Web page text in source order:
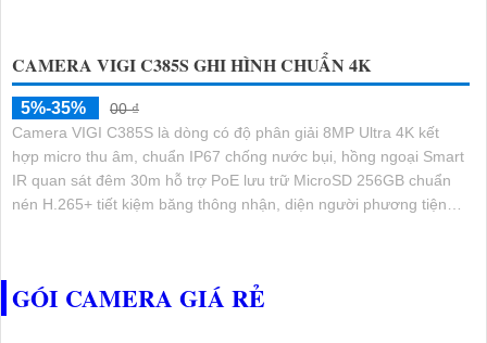
CAMERA VIGI C385S GHI HÌNH CHUẨN 4K
5%-35%
00 ₫
Camera VIGI C385S là dòng có độ phân giải 8MP Ultra 4K kết
hợp micro thu âm, chuẩn IP67 chống nước bụi, hồng ngoại Smart
IR quan sát đêm 30m hỗ trợ PoE lưu trữ MicroSD 256GB chuẩn
nén H.265+ tiết kiệm băng thông nhận, diện người phương tiện
GÓI CAMERA GIÁ RẺ